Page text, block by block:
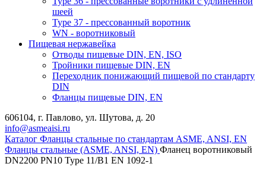
шеей
Type 37 - прессованный воротник
WN - воротниковый
Пищевая нержавейка
Отводы пищевые DIN, EN, ISO
Тройники пищевые DIN, EN
Переходник понижающий пищевой по стандарту
DIN
Фланцы пищевые DIN, EN
606104, г. Павлово, ул. Шутова, д. 20
info@asmeaisi.ru
Каталог Фланцы стальные по стандартам ASME, ANSI, EN
Фланцы стальные (ASME, ANSI, EN) Фланец воротниковый
DN2200 PN10 Type 11/B1 EN 1092-1